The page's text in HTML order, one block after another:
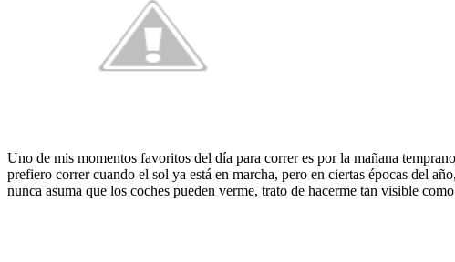
Uno de mis momentos favoritos del día para correr es por la mañana
prefiero correr cuando el sol ya está en marcha, pero en ciertas épocas del
nunca asuma que los coches pueden verme, trato de hacerme tan visible